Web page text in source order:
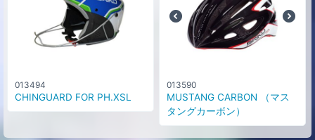
013494
CHINGUARD FOR PH.XSL
013590
MUSTANG CARBON （マス
タングカーボン）